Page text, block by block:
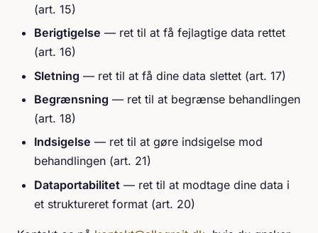
(art. 15)
Berigtigelse — ret til at få fejlagtige data rettet
(art. 16)
Sletning — ret til at få dine data slettet (art. 17)
Begrænsning — ret til at begrænse behandlingen
(art. 18)
Indsigelse — ret til at gøre indsigelse mod
behandlingen (art. 21)
Dataportabilitet — ret til at modtage dine data i
et struktureret format (art. 20)